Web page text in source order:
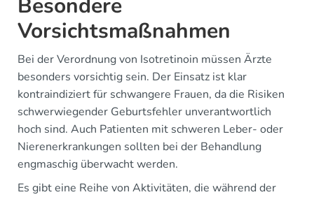
Besondere
Vorsichtsmaßnahmen
Bei der Verordnung von Isotretinoin müssen Ärzte
besonders vorsichtig sein. Der Einsatz ist klar
kontraindiziert für schwangere Frauen, da die Risiken
schwerwiegender Geburtsfehler unverantwortlich
hoch sind. Auch Patienten mit schweren Leber- oder
Nierenerkrankungen sollten bei der Behandlung
engmaschig überwacht werden.
Es gibt eine Reihe von Aktivitäten, die während der